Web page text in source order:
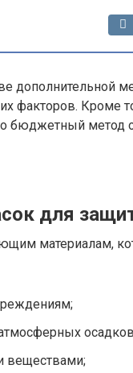
дополнительной
факторов. Кроме
бюджетный метод
для
материалам,
веществами;